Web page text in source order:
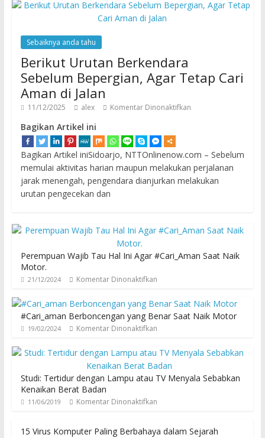
Sebaiknya anda tahu
Berikut Urutan Berkendara
Sebelum Bepergian, Agar Tetap Cari
Aman di Jalan
11/12/2025 alex Komentar Dinonaktifkan
Bagikan Artikel ini
Bagikan Artikel iniSidoarjo, NTTOnlinenow.com – Sebelum
memulai aktivitas harian maupun melakukan perjalanan
jarak menengah, pengendara dianjurkan melakukan
urutan pengecekan dan
Perempuan Wajib Tau Hal Ini Agar #Cari_Aman Saat Naik
Motor.
21/12/2024 Komentar Dinonaktifkan
#Cari_aman Berboncengan yang Benar Saat Naik Motor
19/02/2024 Komentar Dinonaktifkan
Studi: Tertidur dengan Lampu atau TV Menyala Sebabkan
Kenaikan Berat Badan
11/06/2019 Komentar Dinonaktifkan
15 Virus Komputer Paling Berbahaya dalam Sejarah